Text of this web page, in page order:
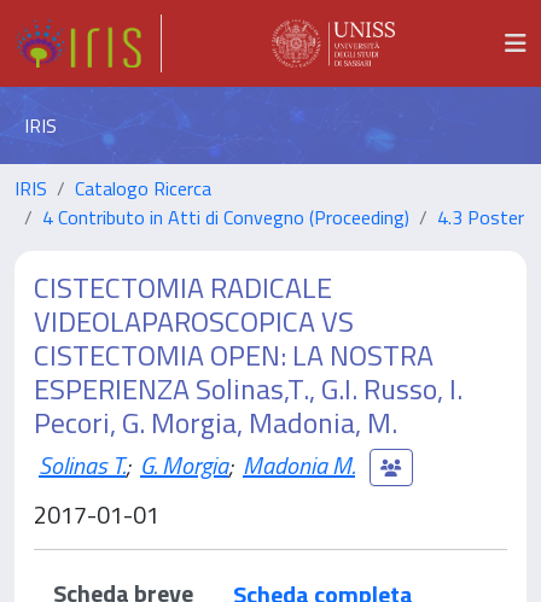
IRIS
IRIS
Catalogo Ricerca
4 Contributo in Atti di Convegno (Proceeding)
4.3 Poster
CISTECTOMIA RADICALE
VIDEOLAPAROSCOPICA VS
CISTECTOMIA OPEN: LA NOSTRA
ESPERIENZA Solinas,T., G.I. Russo, I.
Pecori, G. Morgia, Madonia, M.
Solinas T.; G. Morgia; Madonia M.
2017-01-01
Scheda breve
Scheda completa